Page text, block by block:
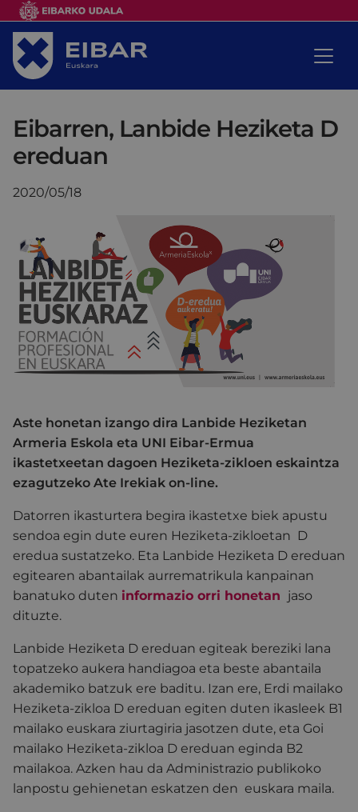
Eibarren, Lanbide Heziketa D
ereduan
2020/05/18
Aste honetan izango dira Lanbide Heziketan
Armeria Eskola eta UNI Eibar-Ermua
ikastetxeetan dagoen Heziketa-zikloen eskaintza
ezagutzeko Ate Irekiak on-line.
Datorren ikasturtera begira ikastetxe biek apustu
sendoa egin dute euren Heziketa-zikloetan D
eredua sustatzeko. Eta Lanbide Heziketa D ereduan
egitearen abantailak aurrematrikula kanpainan
banatuko duten informazio orri honetan jaso
dituzte.
Lanbide Heziketa D ereduan egiteak bereziki lana
topatzeko aukera handiagoa eta beste abantaila
akademiko batzuk ere baditu. Izan ere, Erdi mailako
Heziketa-zikloa D ereduan egiten duten ikasleek B1
mailako euskara ziurtagiria jasotzen dute, eta Goi
mailako Heziketa-zikloa D ereduan eginda B2
mailakoa. Azken hau da Administrazio publikoko
lanpostu gehienetan eskatzen den euskara maila.